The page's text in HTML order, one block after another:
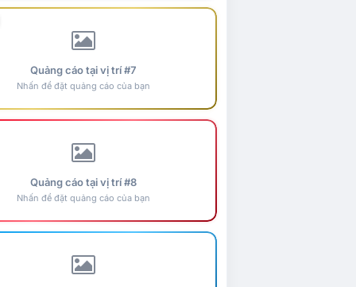
Quảng cáo tại vị trí #7
Nhấn để đặt quảng cáo của bạn
Quảng cáo tại vị trí #8
Nhấn để đặt quảng cáo của bạn